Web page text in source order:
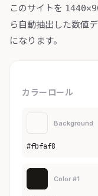
このサイトを
ら自動抽出した数値
になります。
カラーロール
Background
#fbfaf8
Color #1